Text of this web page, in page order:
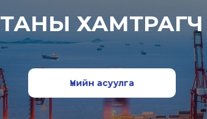
ТАНЫ ХАМТРАГЧ
Үнийн асуулга